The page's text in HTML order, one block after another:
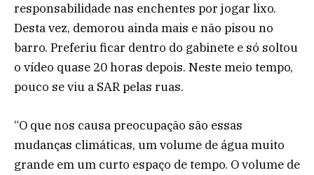
responsabilidade nas enchentes por jogar lixo.
Desta vez, demorou ainda mais e não pisou no
barro. Preferiu ficar dentro do gabinete e só soltou
o vídeo quase 20 horas depois. Neste meio tempo,
pouco se viu a SAR pelas ruas.
“O que nos causa preocupação são essas
mudanças climáticas, um volume de água muito
grande em um curto espaço de tempo. O volume de